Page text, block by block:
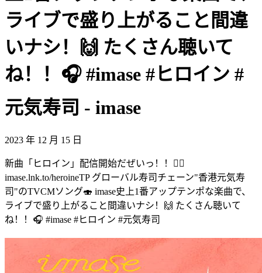
ライブで盛り上がること間違
いナシ！🙌 たくさん聴いて
ね！！🎧 #imase #ヒロイン #
元気寿司 - imase
2023 年 12 月 15 日
新曲「ヒロイン」配信開始だぜいっ！！🦸‍♀️
imase.lnk.to/heroineTP グローバル寿司チェーン"香港元気寿
司"のTVCMソング🍣 imase史上1番アップテンポな楽曲で、
ライブで盛り上がること間違いナシ！🙌 たくさん聴いて
ね！！🎧 #imase #ヒロイン #元気寿司